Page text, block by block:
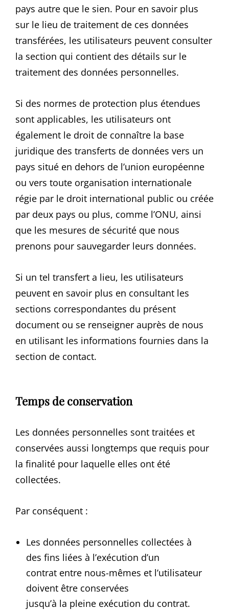
pays autre que le sien. Pour en savoir plus
sur le lieu de traitement de ces données
transférées, les utilisateurs peuvent consulter
la section qui contient des détails sur le
traitement des données personnelles.
Si des normes de protection plus étendues
sont applicables, les utilisateurs ont
également le droit de connaître la base
juridique des transferts de données vers un
pays situé en dehors de l’union européenne
ou vers toute organisation internationale
régie par le droit international public ou créée
par deux pays ou plus, comme l’ONU, ainsi
que les mesures de sécurité que nous
prenons pour sauvegarder leurs données.
Si un tel transfert a lieu, les utilisateurs
peuvent en savoir plus en consultant les
sections correspondantes du présent
document ou se renseigner auprès de nous
en utilisant les informations fournies dans la
section de contact.
Temps de conservation
Les données personnelles sont traitées et
conservées aussi longtemps que requis pour
la finalité pour laquelle elles ont été
collectées.
Par conséquent :
Les données personnelles collectées à
des fins liées à l’exécution d’un
contrat entre nous-mêmes et l’utilisateur
doivent être conservées
jusqu’à la pleine exécution du contrat.